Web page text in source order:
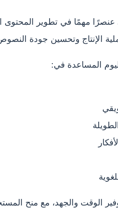
عنصرًا مهمًا في تطوير
الإنتاج وتحسين جودة النصوص
المساعدة في:
الوقت والجهد، مع منح